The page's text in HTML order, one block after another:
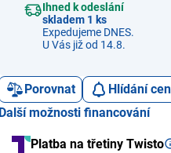
Ihned k odeslání
skladem 1 ks
Expedujeme DNES.
U Vás již od 14.8.
Porovnat
Hlídání
Další možnosti financování
Platba na třetiny Twisto